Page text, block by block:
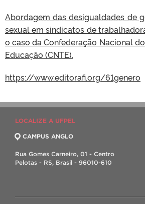
Abordagem das desigualdades de
sexual em sindicatos de
o caso da Confederação Nacional
Educação (CNTE).
https://www.editorafi.org/61genero
LOCALIZE A UFPEL
CAMPUS ANGLO
Rua Gomes Carneiro, 01 - Centro
Pelotas - RS, Brasil - 96010-610